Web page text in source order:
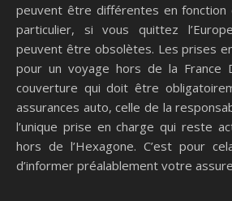
peuvent être différentes en fonction
particulier, si vous quittez
peuvent être obsolètes. Les prises
pour un voyage hors de la France
couverture qui doit être
assurances auto, celle de la
l’unique prise en charge qui reste
hors de l’Hexagone. C’est pour
d’informer préalablement votre